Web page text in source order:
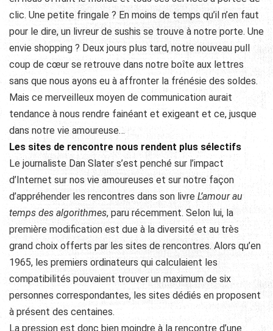
clic. Une petite fringale ? En moins de temps qu’il n’en faut
pour le dire, un livreur de sushis se trouve à notre porte. Une
envie shopping ? Deux jours plus tard, notre nouveau pull
coup de cœur se retrouve dans notre boîte aux lettres
sans que nous ayons eu à affronter la frénésie des soldes.
Mais ce merveilleux moyen de communication aurait
tendance à nous rendre fainéant et exigeant et ce, jusque
dans notre vie amoureuse…
Les sites de rencontre nous rendent plus sélectifs
Le journaliste Dan Slater s’est penché sur l’impact
d’Internet sur nos vie amoureuses et sur notre façon
d’appréhender les rencontres dans son livre L’amour au
temps des algorithmes, paru récemment. Selon lui, la
première modification est due à la diversité et au très
grand choix offerts par les sites de rencontres. Alors qu’en
1965, les premiers ordinateurs qui calculaient les
compatibilités pouvaient trouver un maximum de six
personnes correspondantes, les sites dédiés en proposent
à présent des centaines.
La pression est donc bien moindre à la rencontre d’une